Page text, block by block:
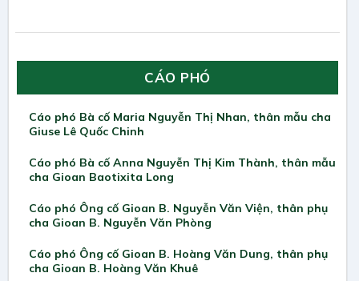
CÁO PHÓ
Cáo phó Bà cố Maria Nguyễn Thị Nhan, thân mẫu cha
Giuse Lê Quốc Chinh
Cáo phó Bà cố Anna Nguyễn Thị Kim Thành, thân mẫu
cha Gioan Baotixita Long
Cáo phó Ông cố Gioan B. Nguyễn Văn Viện, thân phụ
cha Gioan B. Nguyễn Văn Phòng
Cáo phó Ông cố Gioan B. Hoàng Văn Dung, thân phụ
cha Gioan B. Hoàng Văn Khuê